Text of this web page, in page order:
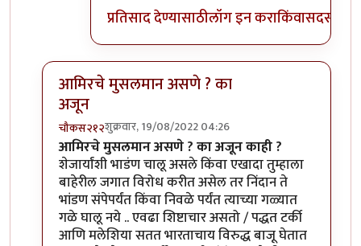
प्रतिसाद देण्यासाठीलॉग इन कराकिंवासदस्य व्हा
आमिरचे मुसलमान असणे ? का
अजून
चौकस२१२शुक्रवार, 19/08/2022 04:26
In reply toएक प्रश्न पडला आहेbyजेम्स वांड
आमिरचे मुसलमान असणे ? का अजून काही ?
शेजार्यांशी भाडंण चालू असले किंवा एखादा तुम्हाला
बाहेरील जगात विरोध करीत असेल तर निंदान ते
भांडण संपेपर्यंत किंवा निवळे पर्यंत त्याच्या गळ्यात
गळे घालू नये .. एवढा शिष्टाचार असतो / पद्धत टर्की
आणि मलेशिया सतत भारताचाय विरुद्ध बाजू घेतात